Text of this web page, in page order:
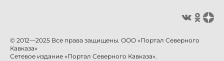
© 2012—2025 Все права защищены. ООО «Портал Северного
Кавказа»
Сетевое издание «Портал Северного Кавказа».